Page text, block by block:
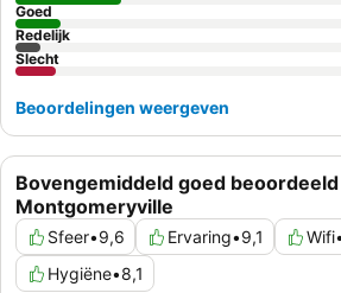
grenst.
Bovengemiddeld goed
Montgomeryville
Sfeer•9,6 Ervaring•9,1 Wifi•
Hygiëne•8,1
Goed
Redelijk
Slecht
Beoordelingen weergeven